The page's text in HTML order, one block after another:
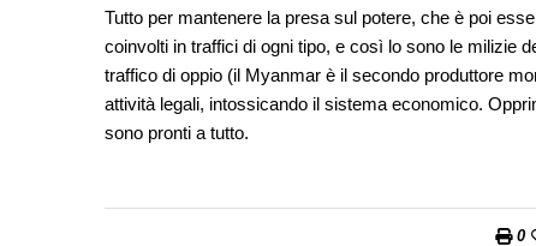
Tutto per mantenere la presa sul potere, che è poi
coinvolti in traffici di ogni tipo, e così lo sono le milizie
traffico di oppio (il Myanmar è il secondo produttore
attività legali, intossicando il sistema economico.
sono pronti a tutto.
0